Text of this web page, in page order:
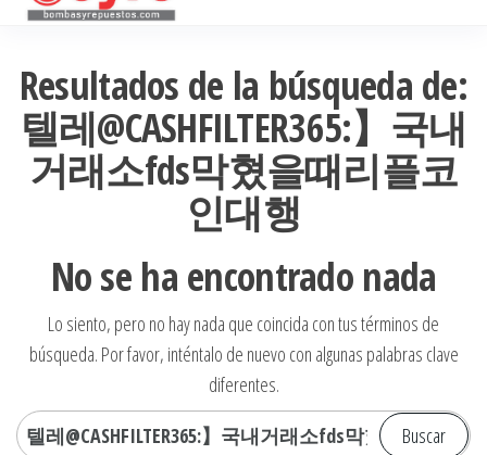
|
RefaccionariaRuiz.com
Resultados de la búsqueda de:
텔레@CASHFILTER365:】국내
거래소fds막혔을때리플코
인대행
No se ha encontrado nada
Lo siento, pero no hay nada que coincida con tus términos de
búsqueda. Por favor, inténtalo de nuevo con algunas palabras clave
diferentes.
Buscar: